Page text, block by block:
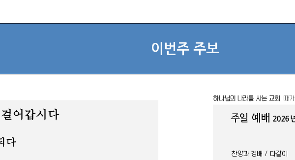
이번주 주보